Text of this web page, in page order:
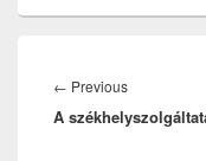
navigáció
← PreviousPrevious
post:
A